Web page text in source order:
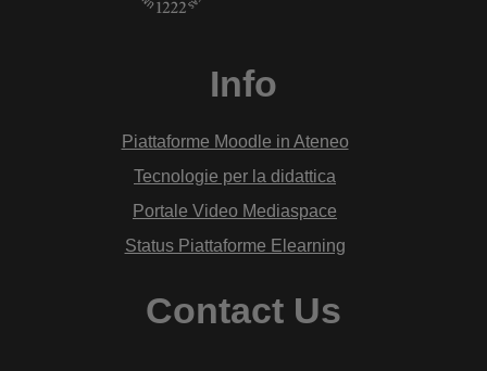
Info
Piattaforme Moodle in Ateneo
Tecnologie per la didattica
Portale Video Mediaspace
Status Piattaforme Elearning
Contact Us